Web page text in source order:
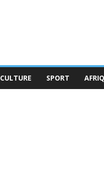
CULTURE SPORT